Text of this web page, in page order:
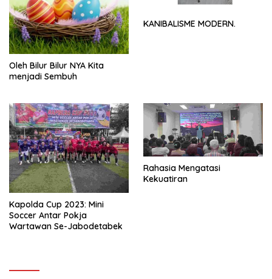
Oleh Bilur Bilur NYA Kita
menjadi Sembuh
KANIBALISME MODERN.
Kapolda Cup 2023: Mini
Soccer Antar Pokja
Wartawan Se-Jabodetabek
Rahasia Mengatasi
Kekuatiran